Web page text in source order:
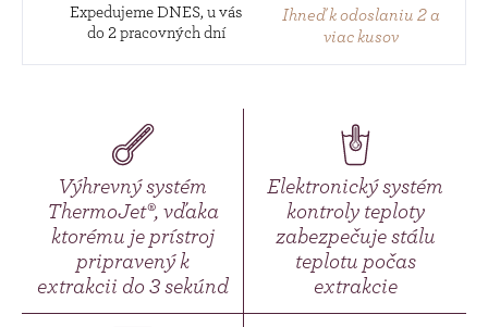
Expedujeme DNES, u vás
do 2 pracovných dní
Ihneď k odoslaniu 2 a
viac kusov
Výhrevný systém
ThermoJet®, vďaka
ktorému je prístroj
pripravený k
extrakcii do 3 sekúnd
Elektronický systém
kontroly teploty
zabezpečuje stálu
teplotu počas
extrakcie